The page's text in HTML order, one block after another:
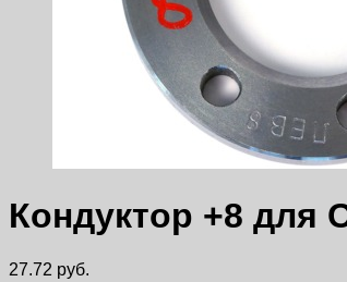
Кондуктор +8 для
27.72 руб.